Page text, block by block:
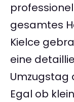
gesamtes
Kielce
eine
Umzugstag
Egal ob